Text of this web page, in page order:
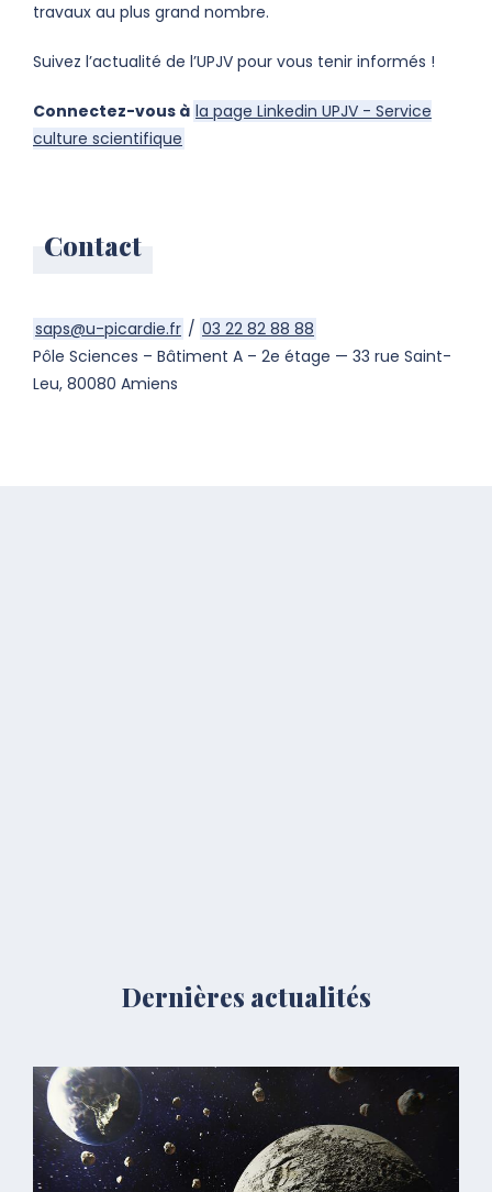
travaux au plus grand nombre.
Suivez l’actualité de l’UPJV pour vous tenir informés !
Connectez-vous à la page Linkedin UPJV - Service
culture scientifique
Contact
saps@u-picardie.fr / 03 22 82 88 88
Pôle Sciences – Bâtiment A – 2e étage — 33 rue Saint-
Leu, 80080 Amiens
Dernières actualités